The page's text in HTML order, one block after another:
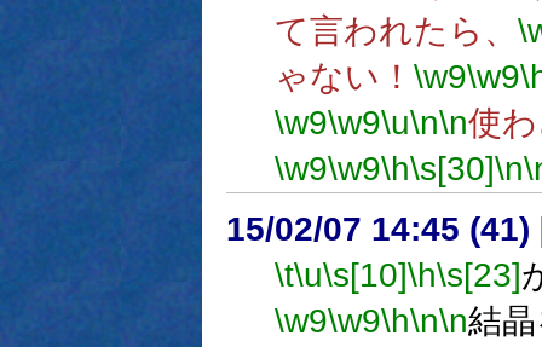
て言われたら、
ゃない！ \w9\w9
\w9\w9\u\n\n使
\w9\w9\h\s[30]\n
15/02/07 14:45 (41)
\t\u\s[10]\h\s[23]
\w9\w9\h\n\n結